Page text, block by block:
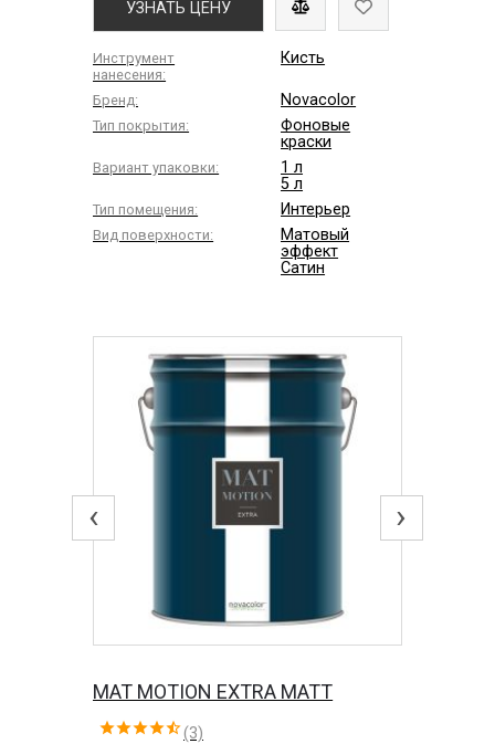
УЗНАТЬ ЦЕНУ
Инструмент
нанесения:
Кисть
Бренд: Novacolor
Тип покрытия:
Фоновые
краски
Вариант упаковки:
1 л
5 л
Тип помещения: Интерьер
Вид поверхности:
Матовый
эффект
Сатин
‹ ›
MAT MOTION EXTRA MATT
(3)